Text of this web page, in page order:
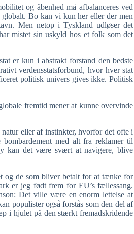
og åbenhed må afbalanceres ved
Bo kan vi kun her eller der men
Men netop i Tyskland udløser det
mistet sin uskyld hos et folk som det
er kun i abstrakt forstand den bedste
verdensstatsforbund, hvor hver stat
politisk univers gives ikke. Politisk
fremtid mener at kunne overvinde
eller af instinkter, hvorfor det ofte i
med alt fra reklamer til
kan det være svært at navigere, blive
og de som bliver betalt for at tænke for
er jeg født frem for EU’s fællessang.
Det ville være en enorm lettelse at
populister også forstås som den del af
i hjulet på den stærkt fremadskridende